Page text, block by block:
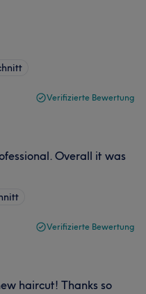
Verifizierte Bewertung
Overall it was
Verifizierte Bewertung
haircut! Thanks so